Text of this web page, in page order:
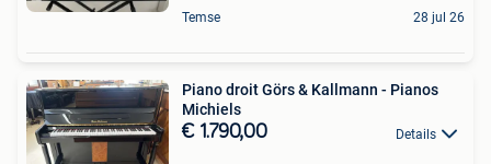
Temse 28 jul 26
Piano droit Görs & Kallmann - Pianos
Michiels
€ 1.790,00 Details